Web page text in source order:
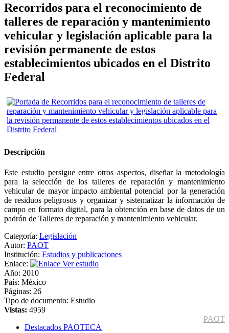
Recorridos para el reconocimiento de
talleres de reparación y mantenimiento
vehicular y legislación aplicable para la
revisión permanente de estos
establecimientos ubicados en el Distrito
Federal
Descripción
Este estudio persigue entre otros aspectos, diseñar la metodología
para la selección de los talleres de reparación y mantenimiento
vehicular de mayor impacto ambiental potencial por la generación
de residuos peligrosos y organizar y sistematizar la información de
campo en formato digital, para la obtención en base de datos de un
padrón de Talleres de reparación y mantenimiento vehicular.
Categoría: Legislación
Autor: PAOT
Institución: Estudios y publicaciones
Enlace:
Ver estudio
Año: 2010
País: México
Páginas: 26
Tipo de documento: Estudio
Vistas: 4959
PAOT
Destacados PAOTECA